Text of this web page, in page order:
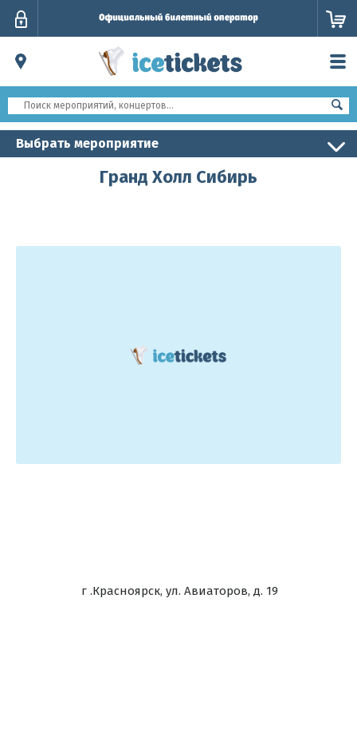
Выбрать мероприятие
Гранд Холл Сибирь
г .Красноярск, ул. Авиаторов, д. 19